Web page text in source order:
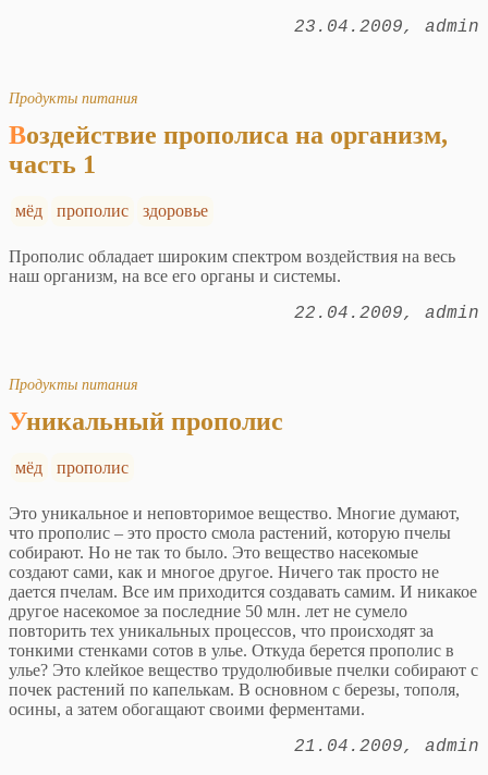
23.04.2009 admin
Продукты питания
Воздействие прополиса на организм,
часть 1
мёд прополис здоровье
Прополис обладает широким спектром воздействия на весь
наш организм, на все его органы и системы.
22.04.2009 admin
Продукты питания
Уникальный прополис
мёд прополис
Это уникальное и неповторимое вещество. Многие думают,
что прополис – это просто смола растений, которую пчелы
собирают. Но не так то было. Это вещество насекомые
создают сами, как и многое другое. Ничего так просто не
дается пчелам. Все им приходится создавать самим. И никакое
другое насекомое за последние 50 млн. лет не сумело
повторить тех уникальных процессов, что происходят за
тонкими стенками сотов в улье. Откуда берется прополис в
улье? Это клейкое вещество трудолюбивые пчелки собирают с
почек растений по капелькам. В основном с березы, тополя,
осины, а затем обогащают своими ферментами.
21.04.2009 admin